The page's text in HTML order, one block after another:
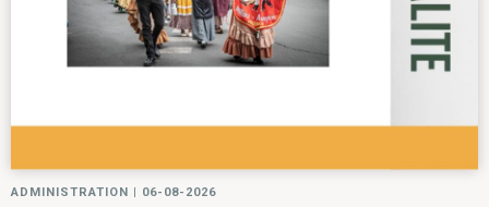
ADMINISTRATION | 06-08-2026